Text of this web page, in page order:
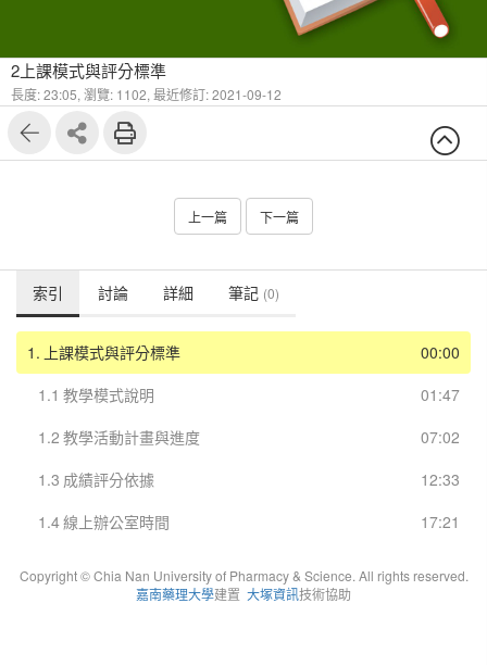
2上課模式與評分標準
長度: 23:05, 瀏覽: 1102, 最近修訂: 2021-09-12
上一篇 下一篇
索引 討論 詳細 筆記 (0)
00:00
1. 上課模式與評分標準
01:47
1.1 教學模式說明
07:02
1.2 教學活動計畫與進度
12:33
1.3 成績評分依據
17:21
1.4線上辦公室時間
Copyright © Chia Nan University of Pharmacy & Science. All rights reserved.
嘉南藥理大學建置 大塚資訊技術協助